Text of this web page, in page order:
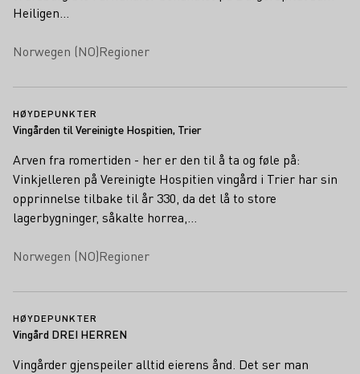
Heiligen…
Norwegen (NO)Regioner
HØYDEPUNKTER
Vingården til Vereinigte Hospitien, Trier
Arven fra romertiden - her er den til å ta og føle på:
Vinkjelleren på Vereinigte Hospitien vingård i Trier har sin
opprinnelse tilbake til år 330, da det lå to store
lagerbygninger, såkalte horrea,…
Norwegen (NO)Regioner
HØYDEPUNKTER
Vingård DREI HERREN
Vingårder gjenspeiler alltid eierens ånd. Det ser man